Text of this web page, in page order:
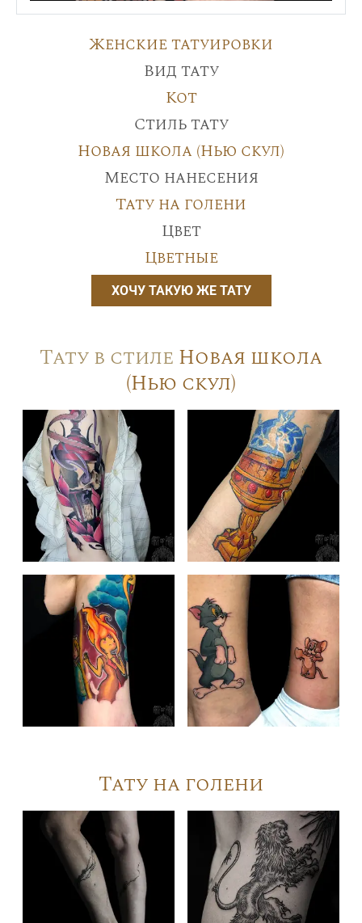
Женские татуировки
Вид тату
Кот
Стиль тату
Новая школа (Нью скул)
Место нанесения
Тату на голени
Цвет
Цветные
ХОЧУ ТАКУЮ ЖЕ ТАТУ
Тату в стиле Новая школа
(Нью скул)
Тату на голени